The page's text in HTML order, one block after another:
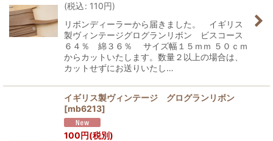
(税込: 110円)
リボンディーラーから届きました。 イギリス
製ヴィンテージグログランリボン ビスコース
６４％ 綿３６％ サイズ幅１５ｍｍ ５０ｃｍ
からカットいたします。数量２以上の場合は、
カットせずにお送りいたし…
イギリス製ヴィンテージ グログランリボン
[mb6213]
100円(税別)